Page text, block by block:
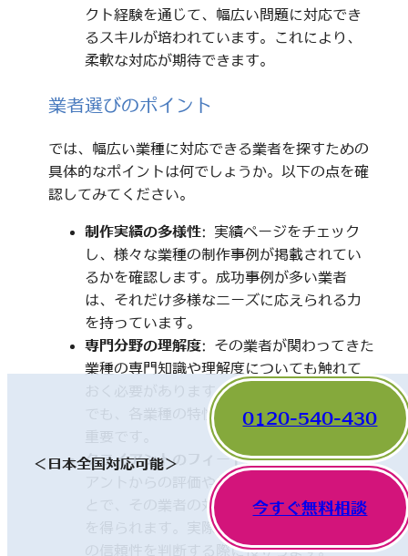
クト経験を通じて、幅広い問題に対応でき
るスキルが培われています。これにより、
柔軟な対応が期待できます。
業者選びのポイント
では、幅広い業種に対応できる業者を探すための
具体的なポイントは何でしょうか。以下の点を確
認してみてください。
制作実績の多様性: 実績ページをチェック
し、様々な業種の制作事例が掲載されてい
るかを確認します。成功事例が多い業者
は、それだけ多様なニーズに応えられる力
を持っています。
専門分野の理解度: その業者が関わってきた
業種の専門知識や理解度についても触れて
おく必要があります。一見、異なった分野
でも、各業種の特性を理解していることが
クライアントのフィードバック: 他のクライ
アントからの評価やレビューを確認するこ
とで、その業者の対応や成果に関する情報
を得られます。実際の利用者の声は、業者
の信頼性を判断する際に役立ちます。
＜日本全国対応可能＞
0120-540-430
今すぐ無料相談